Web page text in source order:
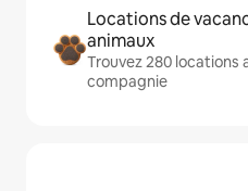
Locations de
animaux
Trouvez 280
compagnie